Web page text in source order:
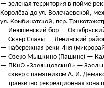
— зеленая территория в пойме
Королёва до ул. Волочаевской,
ул. Комбинатской, пер.
— Инюшенский бор —
— Сквер Славы — Ленинский
— набережная реки Иня
— Озеро Мышкино (Пашино) —
— ПКиО «Заельцовский» —
— сквер с памятником А. И.
— транзитно-рекреационная зона